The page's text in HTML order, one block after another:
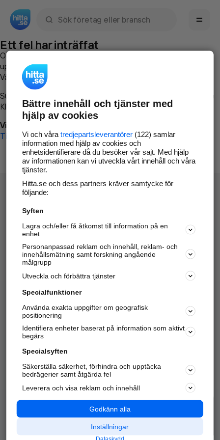
Ett fel har inträffat
Om du vill kan du
uppstod så att vi lättare och snabbare kan avhjälpa det.
Vänligen försök med följande:
Surfa till
Klicka påTillbaka-knappen i webbläsaren och försök igen
Vi beklagar besväret!
Till startsidan
Hitta.se - Gratis nummerupplysning.
Sök företag, personer och platser.
Hitta telefonnummer, adresser, företagsinfo mm.
Marknadsför företaget
Kom igång och annonsera mot
samarbetspartners nära dig.
Alla kategorier
Populära sökningar
API & Kartor
Annonsera
Integritet
Nödnummer
Bättre innehåll och tjänster med
hjälp av cookies
Vi och våra tredjepartsleverantörer(122) samlar
information med hjälp av cookies och
enhetsidentifierare då du besöker vår sajt. Med hjälp
av informationen kan vi utveckla vårt innehåll och våra
tjänster.
Hitta.se och dess partners kräver samtycke för
följande:
Syften
Lagra och/eller få åtkomst till information på en
enhet
Personanpassad reklam och innehåll, reklam- och
innehållsmätning samt forskning angående
målgrupp
Utveckla och förbättra tjänster
Specialfunktioner
Använda exakta uppgifter om geografisk
positionering
Identifiera enheter baserat på information som aktivt
begärs
Specialsyften
Säkerställa säkerhet, förhindra och upptäcka
bedrägerier samt åtgärda fel
Leverera och visa reklam och innehåll
Godkänn alla
Inställningar
Dataskydd